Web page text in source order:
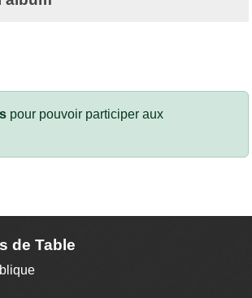
pour pouvoir participer aux
de Table